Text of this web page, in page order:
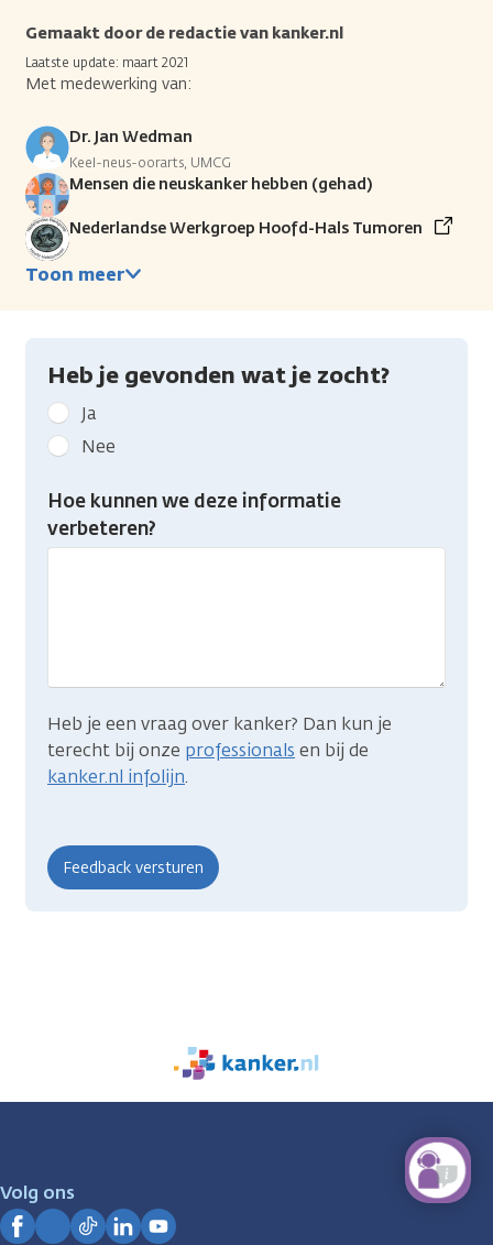
Gemaakt door de redactie van kanker.nl
Laatste update: maart 2021
Met medewerking van:
Dr. Jan Wedman
Keel-neus-oorarts, UMCG
Mensen die neuskanker hebben (gehad)
Nederlandse Werkgroep Hoofd-Hals Tumoren
Toon meer
Heb je gevonden wat je zocht?
Geef
kanker.nl
feedback:
Heb
gevonden
Ja
Nee
Hoe kunnen we deze informatie
verbeteren?
Heb je een vraag over kanker? Dan kun je
terecht bij onze professionals en bij de
kanker.nl infolijn.
We
zijn
Volg ons